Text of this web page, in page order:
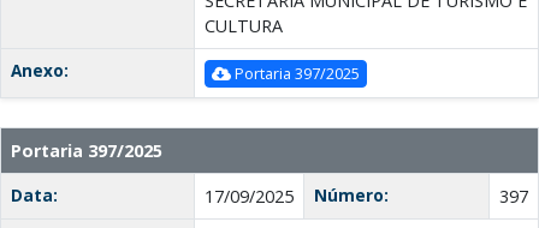
CULTURA
Anexo:
Portaria 397/2025
Portaria 397/2025
Data:
17/09/2025 Número:
397